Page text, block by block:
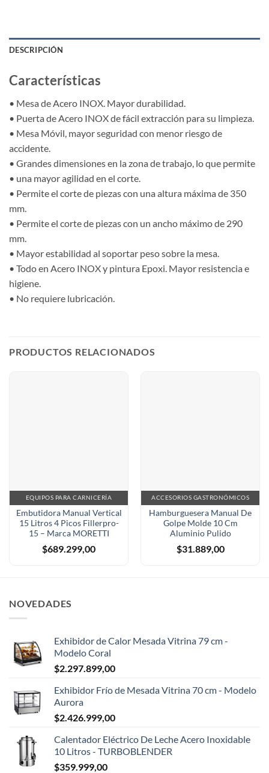
DESCRIPCIÓN
Características
• Mesa de Acero INOX. Mayor durabilidad.
• Puerta de Acero INOX de fácil extracción para su limpieza.
• Mesa Móvil, mayor seguridad con menor riesgo de
accidente.
• Grandes dimensiones en la zona de trabajo, lo que permite
• una mayor agilidad en el corte.
• Permite el corte de piezas con una altura máxima de 350
mm.
• Permite el corte de piezas con un ancho máximo de 290
mm.
• Mayor estabilidad al soportar peso sobre la mesa.
• Todo en Acero INOX y pintura Epoxi. Mayor resistencia e
higiene.
• No requiere lubricación.
PRODUCTOS RELACIONADOS
EQUIPOS PARA CARNICERÍA
Embutidora Manual Vertical
15 Litros 4 Picos Fillerpro-
15 – Marca MORETTI
$689.299,00
ACCESORIOS GASTRONÓMICOS
Hamburguesera Manual De
Golpe Molde 10 Cm
Aluminio Pulido
$31.889,00
NOVEDADES
Exhibidor de Calor Mesada Vitrina 79 cm -
Modelo Coral
$2.297.899,00
Exhibidor Frío de Mesada Vitrina 70 cm - Modelo
Aurora
$2.426.999,00
Calentador Eléctrico De Leche Acero Inoxidable
10 Litros - TURBOBLENDER
$359.999,00